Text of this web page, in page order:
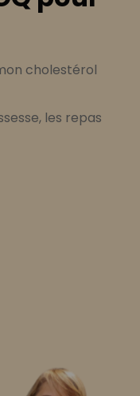
cholestérol
les repas